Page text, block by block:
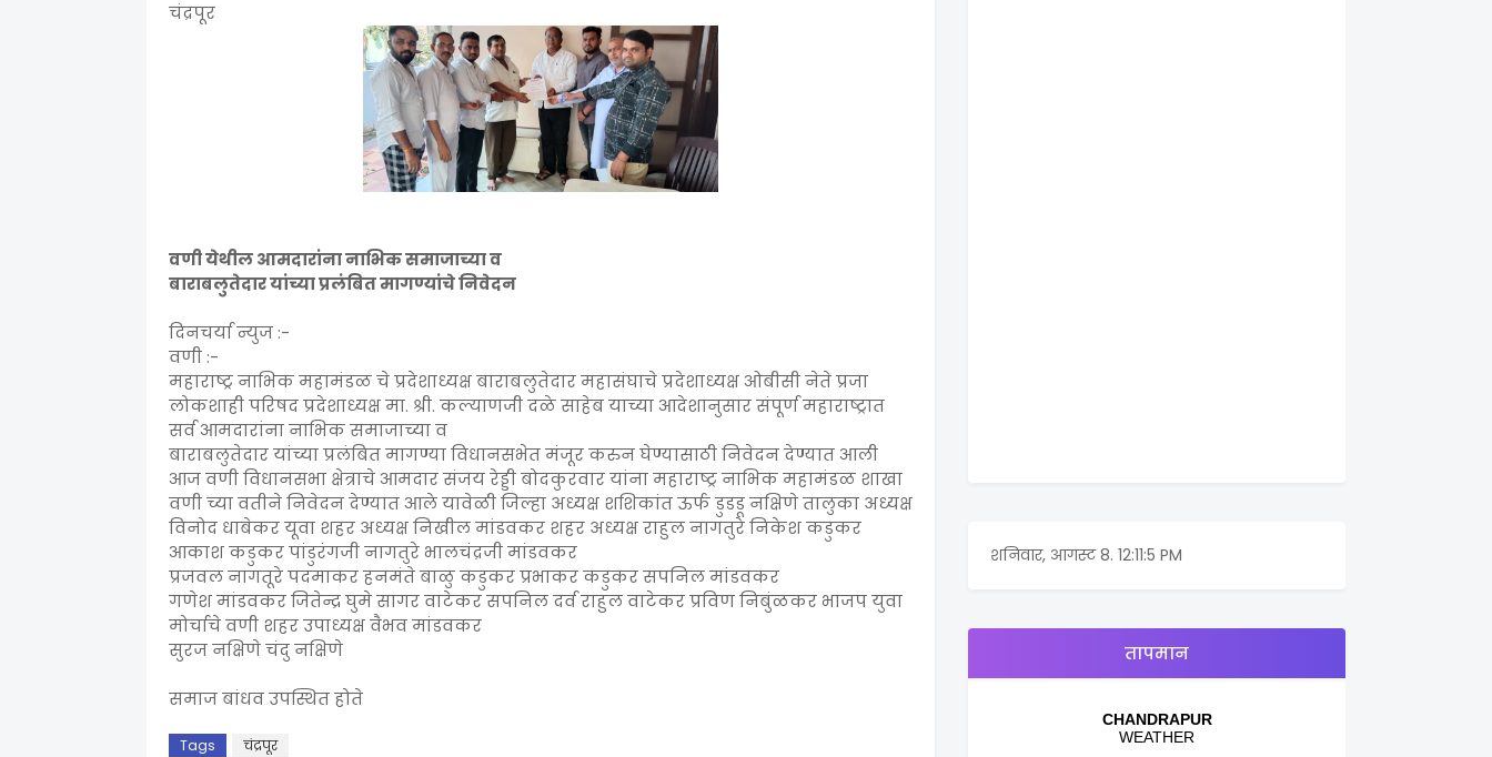
चंद्रपूर
वणी येथील आमदारांना नाभिक समाजाच्या व
बाराबलुतेदार यांच्या प्रलंबित मागण्यांचे निवेदन
दिनचर्या न्युज :-
वणी :-
महाराष्ट्र नाभिक महामंडळ चे प्रदेशाध्यक्ष बाराबलुतेदार महासंघाचे प्रदेशाध्यक्ष ओबीसी नेते प्रजा
लोकशाही परिषद प्रदेशाध्यक्ष मा. श्री. कल्याणजी दळे साहेब याच्या आदेशानुसार संपूर्ण महाराष्ट्रात
सर्व आमदारांना नाभिक समाजाच्या व
बाराबलुतेदार यांच्या प्रलंबित मागण्या विधानसभेत मंजूर करुन घेण्यासाठी निवेदन देण्यात आली
आज वणी विधानसभा क्षेत्राचे आमदार संजय रेड्डी बोदकुरवार यांना महाराष्ट्र नाभिक महामंडळ शाखा
वणी च्या वतीने निवेदन देण्यात आले यावेळी जिल्हा अध्यक्ष शशिकांत ऊर्फ डुडडू नक्षिणे तालुका अध्यक्ष
विनोद धाबेकर यूवा शहर अध्यक्ष निखील मांडवकर शहर अध्यक्ष राहुल नागतुरे निकेश कडुकर
आकाश कडुकर पांडुरंगजी नागतुरे भालचंद्रजी मांडवकर
प्रजवल नागतूरे पदमाकर हनमंते बाळु कडुकर प्रभाकर कडुकर सपनिल मांडवकर
गणेश मांडवकर जितेन्द्र घुमे सागर वाटेकर सपनिल दर्व राहुल वाटेकर प्रविण निबुंळकर भाजप युवा
मोर्चाचे वणी शहर उपाध्यक्ष वैभव मांडवकर
सुरज नक्षिणे चंदु नक्षिणे
समाज बांधव उपस्थित होते
Tags चंद्रपूर
शनिवार, आगस्ट 8. 12:11:5 PM
तापमान